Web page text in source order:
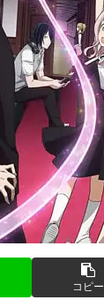
コピー